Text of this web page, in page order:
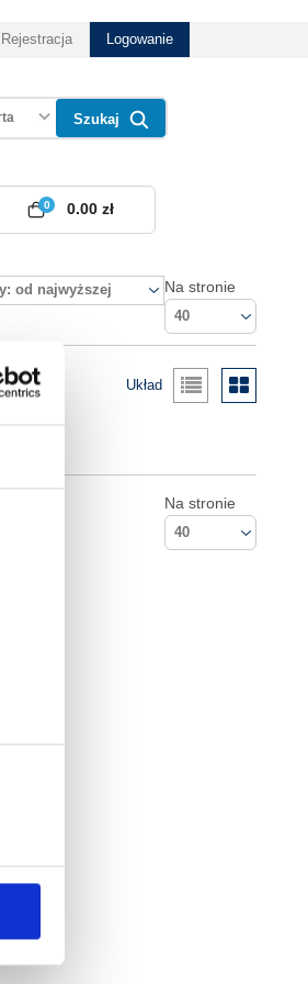
Rejestracja Logowanie
Szukaj
0
0.00 zł
od najwyższej Na stronie
40
Układ
Na stronie
40